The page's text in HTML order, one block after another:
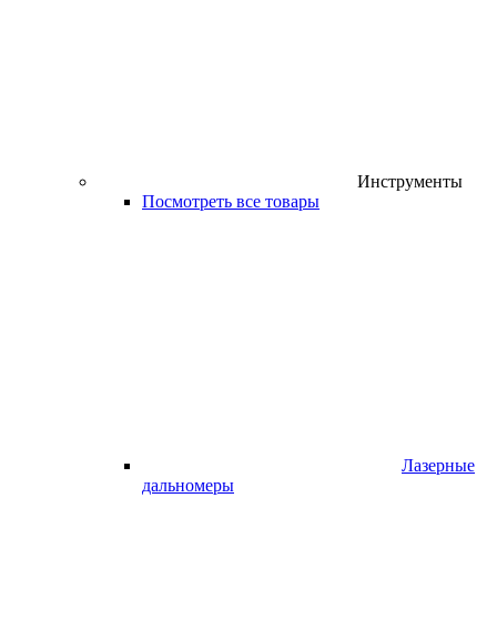
Инструменты
Посмотреть все товары
Лазерные
дальномеры